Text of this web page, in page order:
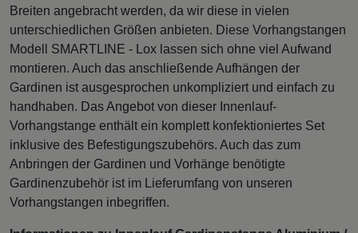
Breiten angebracht werden, da wir diese in vielen
unterschiedlichen Größen anbieten. Diese Vorhangstangen
Modell SMARTLINE - Lox lassen sich ohne viel Aufwand
montieren. Auch das anschließende Aufhängen der
Gardinen ist ausgesprochen unkompliziert und einfach zu
handhaben. Das Angebot von dieser Innenlauf-
Vorhangstange enthält ein komplett konfektioniertes Set
inklusive des Befestigungszubehörs. Auch das zum
Anbringen der Gardinen und Vorhänge benötigte
Gardinenzubehör ist im Lieferumfang von unseren
Vorhangstangen inbegriffen.